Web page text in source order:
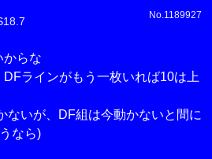
No.1189927
からな
ラインがもう一枚いれば10は上
ないが、DF組は今動かないと間に
なら)